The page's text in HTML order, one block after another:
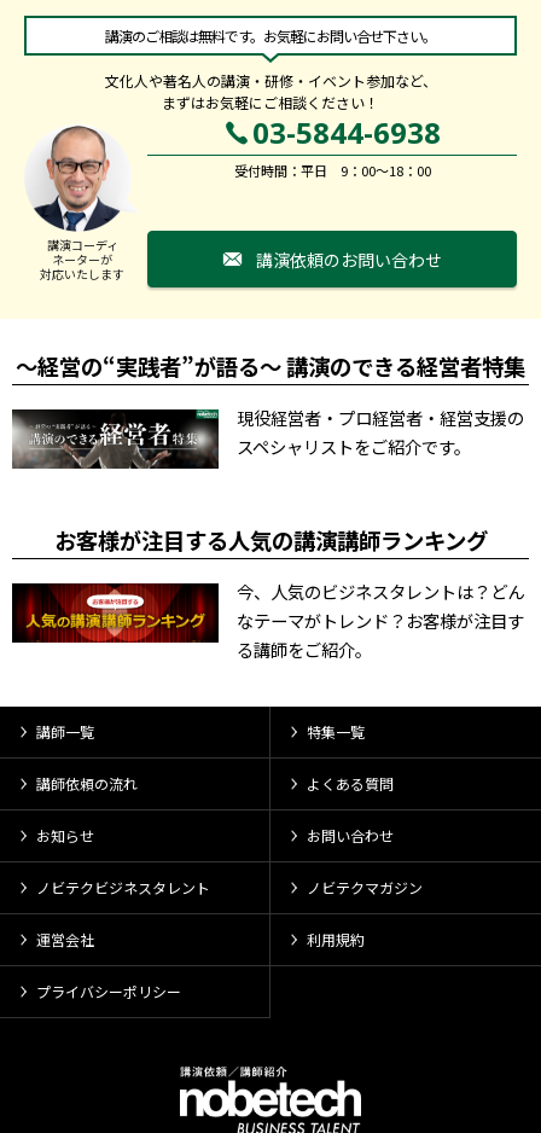
講演のご相談は無料です。お気軽にお問い合せ下さい。
文化人や著名人の講演・研修・イベント参加など、
まずはお気軽にご相談ください！
講演コーディ
ネーターが
対応いたします
03-5844-6938
受付時間：平日 9：00～18：00
講演依頼のお問い合わせ
～経営の“実践者”が語る～ 講演のできる経営者特集
現役経営者・プロ経営者・経営支援の
スペシャリストをご紹介です。
お客様が注目する人気の講演講師ランキング
今、人気のビジネスタレントは？どん
なテーマがトレンド？お客様が注目す
る講師をご紹介。
講師一覧 特集一覧
講師依頼の流れ よくある質問
お知らせ お問い合わせ
ノビテクビジネスタレント ノビテクマガジン
運営会社 利用規約
プライバシーポリシー